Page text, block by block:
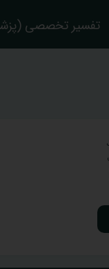
تفسیر تخصصی